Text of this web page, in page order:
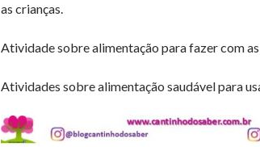
as crianças.
Atividade sobre alimentação para fazer com as
Atividades sobre alimentação saudável para